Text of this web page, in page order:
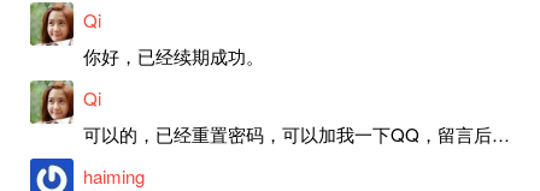
Qi
你好，已经续期成功。
Qi
可以的，已经重置密码，可以加我一下QQ，留言后我就发密码给你。
haiming